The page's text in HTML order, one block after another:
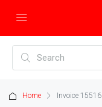
Home Invoice 15516